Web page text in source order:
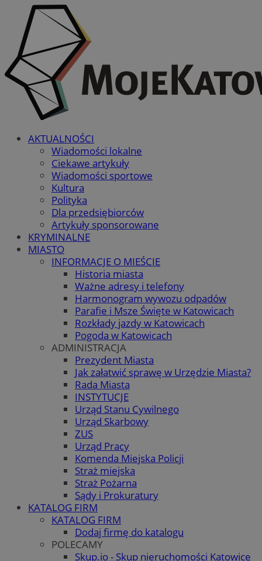
AKTUALNOŚCI
Wiadomości lokalne
Ciekawe artykuły
Wiadomości sportowe
Kultura
Polityka
Dla przedsiębiorców
Artykuły sponsorowane
KRYMINALNE
MIASTO
INFORMACJE O MIEŚCIE
Historia miasta
Ważne adresy i telefony
Harmonogram wywozu odpadów
Parafie i Msze Święte w Katowicach
Rozkłady jazdy w Katowicach
Pogoda w Katowicach
ADMINISTRACJA
Prezydent Miasta
Jak załatwić sprawę w Urzędzie Miasta?
Rada Miasta
INSTYTUCJE
Urząd Stanu Cywilnego
Urząd Skarbowy
ZUS
Urząd Pracy
Komenda Miejska Policji
Straż miejska
Straż Pożarna
Sądy i Prokuratury
KATALOG FIRM
KATALOG FIRM
Dodaj firmę do katalogu
POLECAMY
Skup.io - Skup nieruchomości Katowice